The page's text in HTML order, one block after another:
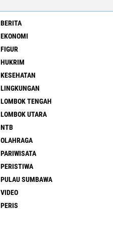
BERITA
EKONOMI
FIGUR
HUKRIM
KESEHATAN
LINGKUNGAN
LOMBOK TENGAH
LOMBOK UTARA
NTB
OLAHRAGA
PARIWISATA
PERISTIWA
PULAU SUMBAWA
VIDEO
PERIS